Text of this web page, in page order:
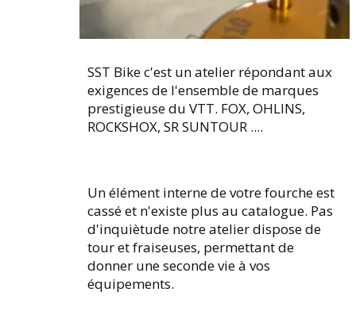
SST Bike c'est un atelier répondant aux
exigences de l'ensemble de marques
prestigieuse du VTT. FOX, OHLINS,
ROCKSHOX, SR SUNTOUR ....
Un élément interne de votre fourche est
cassé et n'existe plus au catalogue. Pas
d'inquiètude notre atelier dispose de
tour et fraiseuses, permettant de
donner une seconde vie à vos
équipements.